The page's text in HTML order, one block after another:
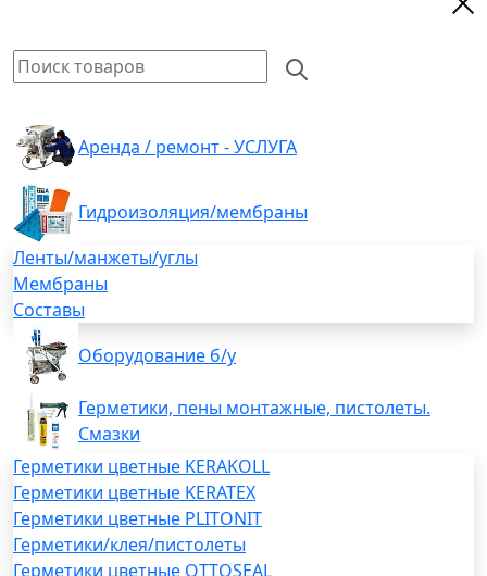
Аренда / ремонт - УСЛУГА
Гидроизоляция/мембраны
Ленты/манжеты/углы
Мембраны
Составы
Оборудование б/у
Герметики, пены монтажные, пистолеты.
Смазки
Герметики цветные KERAKOLL
Герметики цветные KERATEX
Герметики цветные PLITONIT
Герметики/клея/пистолеты
Герметики цветные OTTOSEAL